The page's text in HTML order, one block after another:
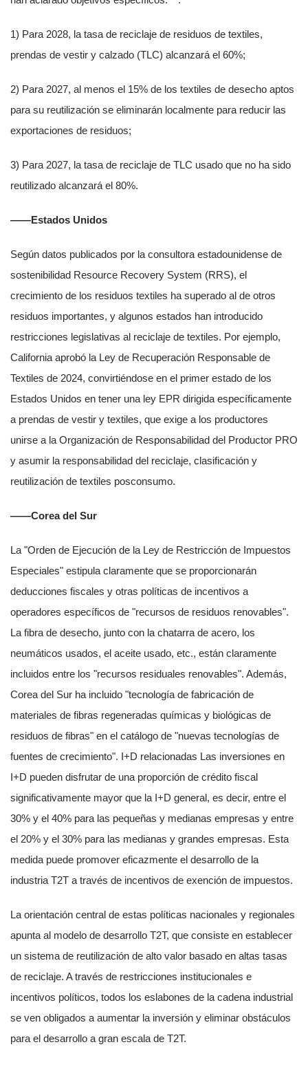
1) Para 2028, la tasa de reciclaje de residuos de textiles,
prendas de vestir y calzado (TLC) alcanzará el 60%;
2) Para 2027, al menos el 15% de los textiles de desecho aptos
para su reutilización se eliminarán localmente para reducir las
exportaciones de residuos;
3) Para 2027, la tasa de reciclaje de TLC usado que no ha sido
reutilizado alcanzará el 80%.
——Estados Unidos
Según datos publicados por la consultora estadounidense de
sostenibilidad Resource Recovery System (RRS), el
crecimiento de los residuos textiles ha superado al de otros
residuos importantes, y algunos estados han introducido
restricciones legislativas al reciclaje de textiles. Por ejemplo,
California aprobó la Ley de Recuperación Responsable de
Textiles de 2024, convirtiéndose en el primer estado de los
Estados Unidos en tener una ley EPR dirigida específicamente
a prendas de vestir y textiles, que exige a los productores
unirse a la Organización de Responsabilidad del Productor PRO
y asumir la responsabilidad del reciclaje, clasificación y
reutilización de textiles posconsumo.
——Corea del Sur
La "Orden de Ejecución de la Ley de Restricción de Impuestos
Especiales" estipula claramente que se proporcionarán
deducciones fiscales y otras políticas de incentivos a
operadores específicos de "recursos de residuos renovables".
La fibra de desecho, junto con la chatarra de acero, los
neumáticos usados, el aceite usado, etc., están claramente
incluidos entre los "recursos residuales renovables". Además,
Corea del Sur ha incluido "tecnología de fabricación de
materiales de fibras regeneradas químicas y biológicas de
residuos de fibras" en el catálogo de "nuevas tecnologías de
fuentes de crecimiento". I+D relacionadas Las inversiones en
I+D pueden disfrutar de una proporción de crédito fiscal
significativamente mayor que la I+D general, es decir, entre el
30% y el 40% para las pequeñas y medianas empresas y entre
el 20% y el 30% para las medianas y grandes empresas. Esta
medida puede promover eficazmente el desarrollo de la
industria T2T a través de incentivos de exención de impuestos.
La orientación central de estas políticas nacionales y regionales
apunta al modelo de desarrollo T2T, que consiste en establecer
un sistema de reutilización de alto valor basado en altas tasas
de reciclaje. A través de restricciones institucionales e
incentivos políticos, todos los eslabones de la cadena industrial
se ven obligados a aumentar la inversión y eliminar obstáculos
para el desarrollo a gran escala de T2T.